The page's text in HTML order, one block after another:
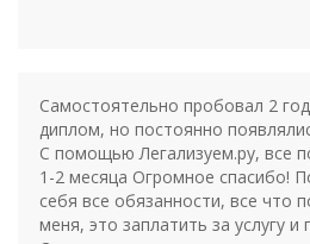
Самостоятельно пробовал 2
диплом, но постоянно
С помощью Легализуем.ру, все
1-2 месяца Огромное спасибо!
себя все обязанности, все что
меня, это заплатить за услугу и